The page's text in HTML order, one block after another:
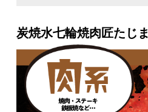
炭焼水七輪焼肉匠たじま